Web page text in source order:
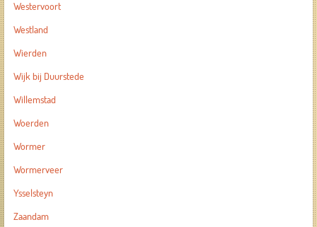
Westervoort
Westland
Wierden
Wijk bij Duurstede
Willemstad
Woerden
Wormer
Wormerveer
Ysselsteyn
Zaandam